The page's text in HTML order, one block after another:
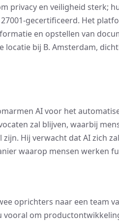
privacy en veiligheid sterk;
gecertificeerd. Het
en opstellen van
bij B. Amsterdam,
AI voor het
zal blijven, waarbij
Hij verwacht dat AI zich
waarop mensen werken
oprichters naar een team
om